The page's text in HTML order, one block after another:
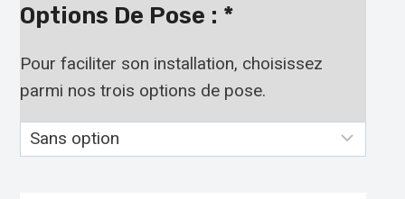
Options De Pose : *
Pour faciliter son installation, choisissez
parmi nos trois options de pose.